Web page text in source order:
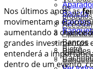
Bancos
Balcões
Bistrô
e
os
produtos
Bancos
Balcões
Nos últimos anos, as
movimentam a
aumentando a chance
grandes investimentos
entenderá a
dentro de um evento,